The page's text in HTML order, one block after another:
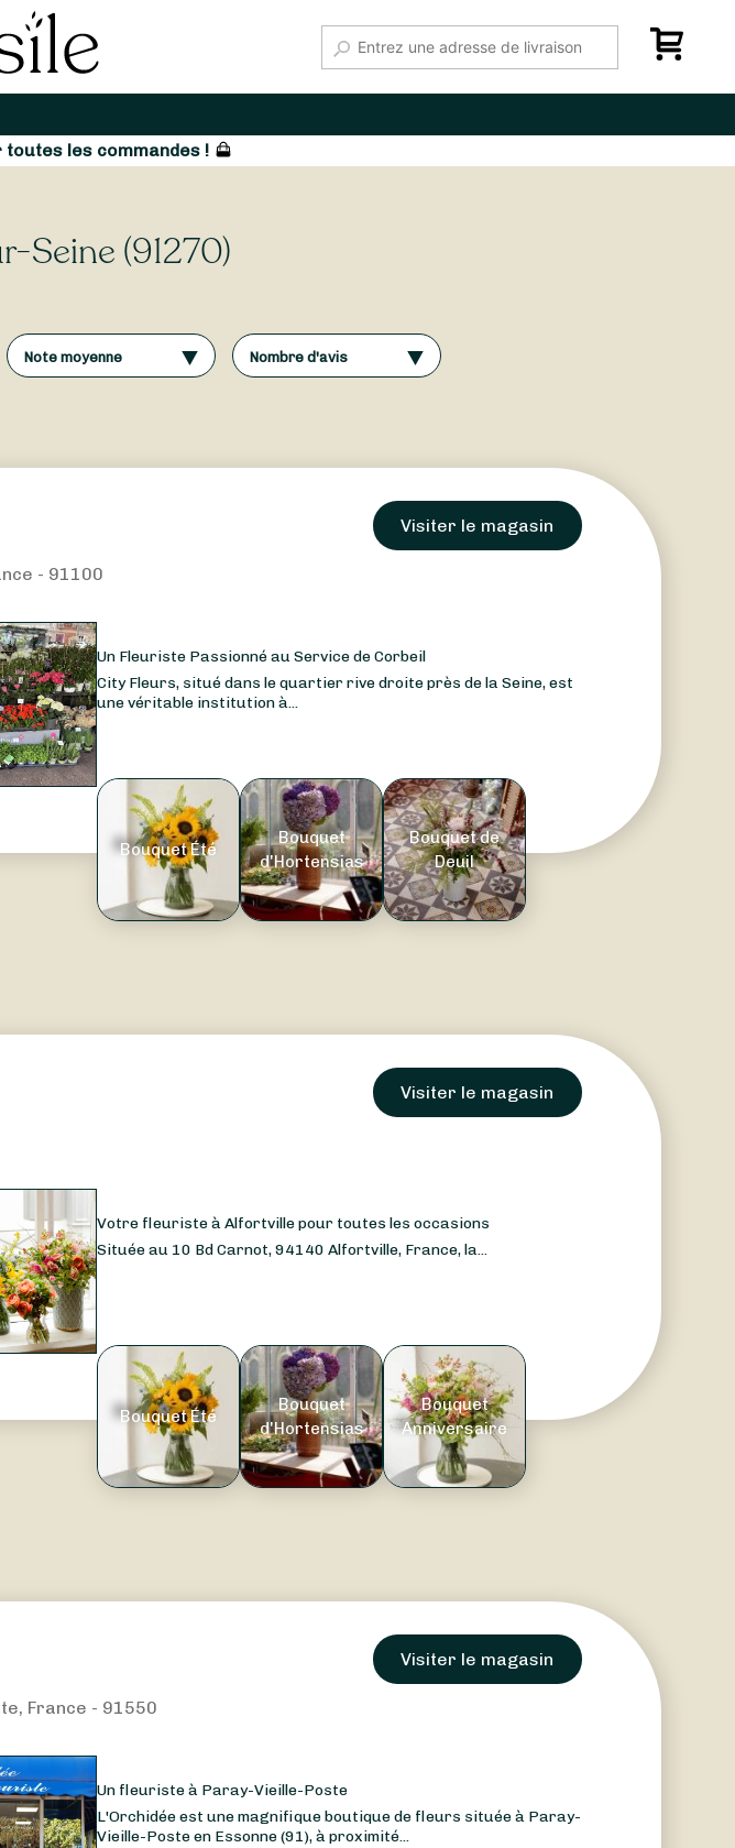
les commandes !
Seine (91270)
Note moyenne Nombre d'avis
Visiter le magasin
- 91100
Un Fleuriste Passionné au Service de Corbeil
City Fleurs, situé dans le quartier rive droite près de la Seine, est
une véritable institution à...
Bouquet Été
Bouquet
d'Hortensias
Bouquet de
Deuil
Visiter le magasin
Votre fleuriste à Alfortville pour toutes les occasions
Située au 10 Bd Carnot, 94140 Alfortville, France, la...
Bouquet Été
Bouquet
d'Hortensias
Bouquet
Anniversaire
Visiter le magasin
France - 91550
Un fleuriste à Paray-Vieille-Poste
L'Orchidée est une magnifique boutique de fleurs située à Paray-
Vieille-Poste en Essonne (91), à proximité...